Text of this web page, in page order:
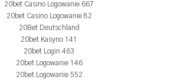
20bet Casino Logowanie 667
20bet Casino Logowanie 82
20Bet Deutschland
20bet Kasyno 141
20bet Login 463
20bet Logowanie 146
20bet Logowanie 552